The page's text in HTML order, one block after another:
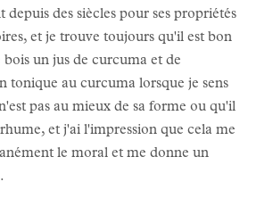
depuis des siècles pour ses propriétés
et je trouve toujours qu'il est bon
bois un jus de curcuma et de
tonique au curcuma lorsque je sens
pas au mieux de sa forme ou qu'il
et j'ai l'impression que cela me
le moral et me donne un